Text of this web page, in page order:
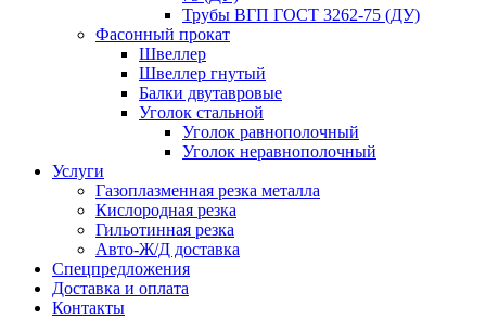
Трубы ВГП ГОСТ 3262-75 (ДУ)
Фасонный прокат
Швеллер
Швеллер гнутый
Балки двутавровые
Уголок стальной
Уголок равнополочный
Уголок неравнополочный
Услуги
Газоплазменная резка металла
Кислородная резка
Гильотинная резка
Авто-Ж/Д доставка
Спецпредложения
Доставка и оплата
Контакты